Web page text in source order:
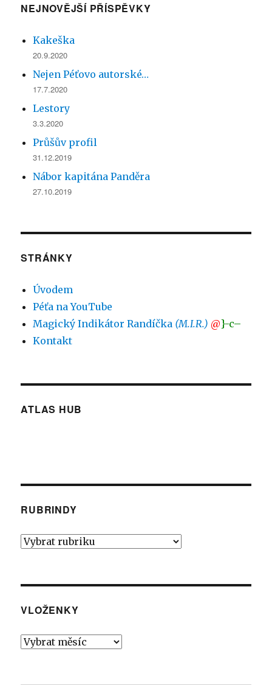
NEJNOVĚJŠÍ PŘÍSPĚVKY
Kakeška
20.9.2020
Nejen Péťovo autorské…
17.7.2020
Lestory
3.3.2020
Průšův profil
31.12.2019
Nábor kapitána Panděra
27.10.2019
STRÁNKY
Úvodem
Péťa na YouTube
Magický Indikátor Randíčka (M.I.R.) @}-c–
Kontakt
ATLAS HUB
RUBRINDY
Rubrindy
VLOŽENKY
Vloženky